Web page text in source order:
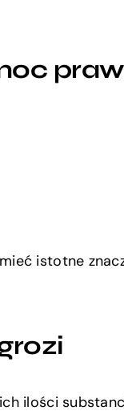
istotne
ilości